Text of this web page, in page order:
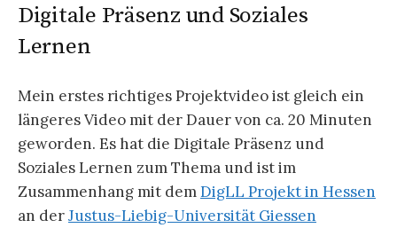
Digitale Präsenz und Soziales
Lernen
Mein erstes richtiges Projektvideo ist gleich ein
längeres Video mit der Dauer von ca. 20 Minuten
geworden. Es hat die Digitale Präsenz und
Soziales Lernen zum Thema und ist im
Zusammenhang mit demDigLL Projekt in Hessen
an derJustus-Liebig-Universität Giessen